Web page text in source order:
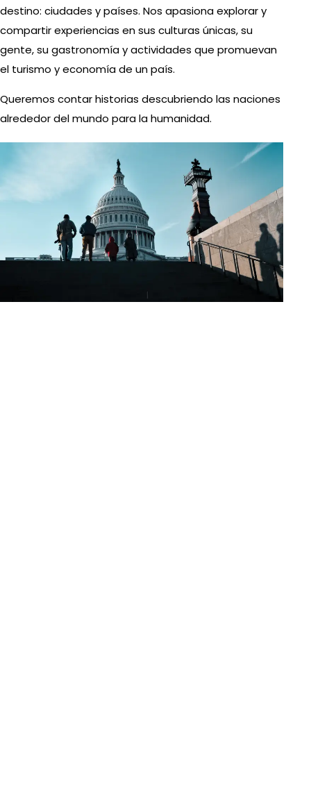
destino: ciudades y países. Nos apasiona explorar y
compartir experiencias en sus culturas únicas, su
gente, su gastronomía y actividades que promuevan
el turismo y economía de un país.
Queremos contar historias descubriendo las naciones
alrededor del mundo para la humanidad.